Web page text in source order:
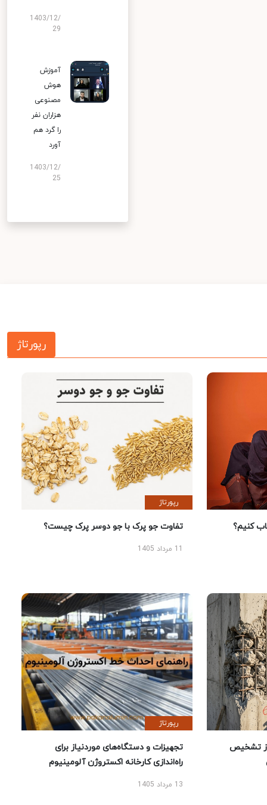
1403/12/
29
آموزش
هوش
مصنوعی
هزاران نفر
را گرد هم
آورد
1403/12/
25
رپورتاژ
کنیم؟
رپورتاژ
تفاوت جو پرک با جو دوسر پرک چیست؟
تشخیص
رپورتاژ
تجهیزات و دستگاه‌های موردنیاز برای
راه‌اندازی کارخانه اکستروژن آلومینیوم
13 مرداد 1405